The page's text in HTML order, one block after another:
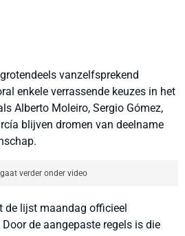
vanzelfsprekend
enkele verrassende keuzes in het
Alberto Moleiro, Sergio Gómez,
blijven dromen van deelname
verder onder video
de lijst maandag officieel
de aangepaste regels is die